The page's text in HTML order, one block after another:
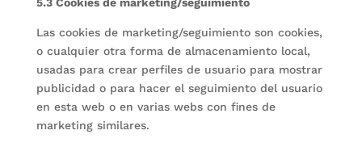
Las cookies de marketing/seguimiento son cookies,
o cualquier otra forma de almacenamiento local,
usadas para crear perfiles de usuario para mostrar
publicidad o para hacer el seguimiento del usuario
en esta web o en varias webs con fines de
marketing similares.